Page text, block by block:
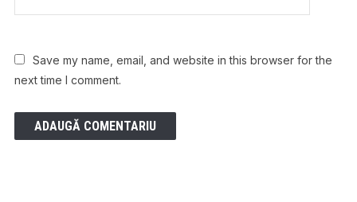
Save my name, email, and website in this browser for the
next time I comment.